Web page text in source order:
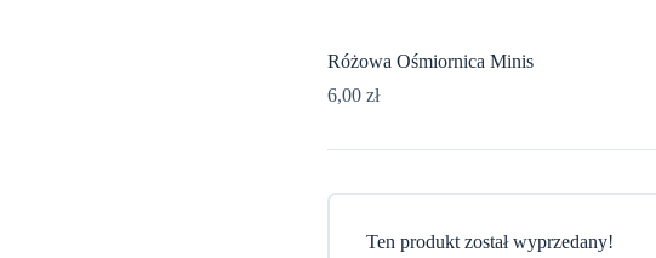
Różowa Ośmiornica Minis
6,00 zł
Ten produkt został wyprzedany!